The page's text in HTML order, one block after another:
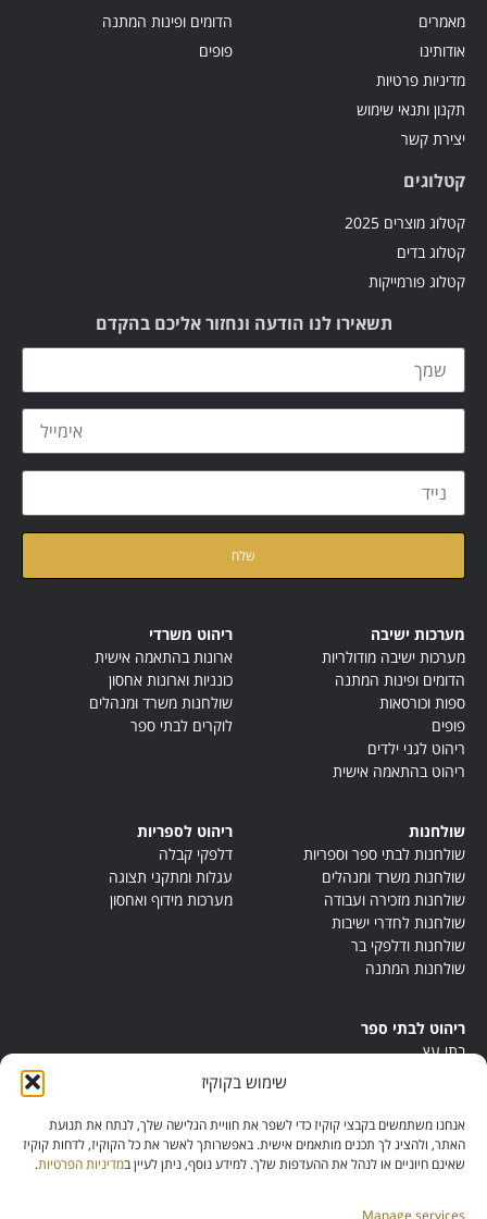
שימוש בקוקיז
אנחנו משתמשים בקבצי קוקיז כדי לשפר את חוויית הגלישה שלך, לנתח את תנועת
האתר, ולהציג לך תכנים מותאמים אישית. באפשרותך לאשר את כל הקוקיז, לדחות קוקיז
שאינם חיוניים או לנהל את ההעדפות שלך. למידע נוסף, ניתן לעיין במדיניות הפרטיות.
Manage services
מאמרים
אודותינו
מדיניות פרטיות
תקנון ותנאי שימוש
יצירת קשר
הדומים ופינות המתנה
פופים
קטלוגים
קטלוג מוצרים 2025
קטלוג בדים
קטלוג פורמייקות
תשאירו לנו הודעה ונחזור אליכם בהקדם
מערכות ישיבה
מערכות ישיבה מודולריות
הדומים ופינות המתנה
ספות וכורסאות
פופים
ריהוט לגני ילדים
ריהוט בהתאמה אישית
ריהוט משרדי
ארונות בהתאמה אישית
כונניות וארונות אחסון
שולחנות משרד ומנהלים
לוקרים לבתי ספר
שולחנות
שולחנות לבתי ספר וספריות
שולחנות משרד ומנהלים
שולחנות מזכירה ועבודה
שולחנות לחדרי ישיבות
שולחנות ודלפקי בר
שולחנות המתנה
ריהוט לספריות
דלפקי קבלה
עגלות ומתקני תצוגה
מערכות מידוף ואחסון
ריהוט לבתי ספר
בתי עץ
ריהוט מונטסורי
ריהוט אנתרופוסופי